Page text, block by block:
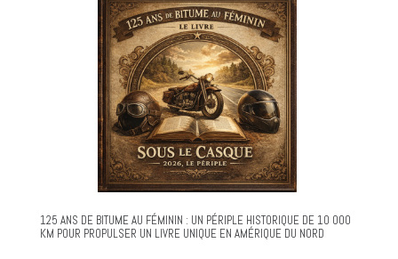
125 ANS DE BITUME AU FÉMININ : UN PÉRIPLE HISTORIQUE DE 10 000
KM POUR PROPULSER UN LIVRE UNIQUE EN AMÉRIQUE DU NORD